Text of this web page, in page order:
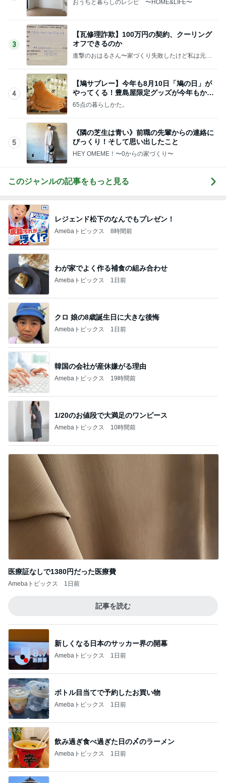
おうちと暮らしのレシピ 〜HOME&LIFE〜
3
【瓦修理詐欺】100万円の契約、クーリング
オフできるのか
進撃のおはるさん〜家づくり失敗したけど私は元気
4
【鳩サブレー】今年も8月10日「鳩の日」が
やってくる！豊島屋限定グッズが今年もかわ
いすぎる♡
65点の暮らしかた。
5
《隣の芝生は青い》前職の先輩からの連絡に
びっくり！そして思い出したこと
HEY OMEME！〜0からの家づくり〜
このジャンルの記事をもっと見る
レジェンド松下のなんでもプレゼン！
Amebaトピックス 8時間前
わが家でよく作る補食の組み合わせ
Amebaトピックス 1日前
クロ 娘の8歳誕生日に大きな後悔
Amebaトピックス 1日前
韓国の会社が産休嫌がる理由
Amebaトピックス 19時間前
1/20のお値段で大満足のワンピース
Amebaトピックス 10時間前
医療証なしで1380円だった医療費
Amebaトピックス 1日前
記事を読む
新しくなる日本のサッカー界の開幕
Amebaトピックス 1日前
ボトル目当てで予約したお買い物
Amebaトピックス 1日前
飲み過ぎ食べ過ぎた日の〆のラーメン
Amebaトピックス 1日前